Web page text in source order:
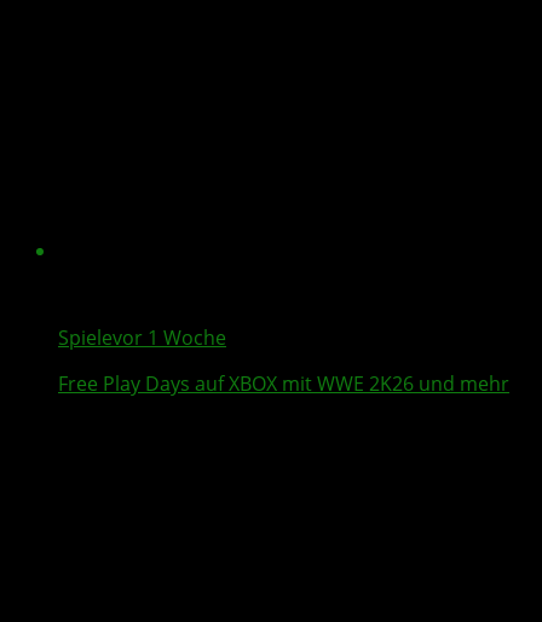
Spielevor 1 Woche
Free Play Days auf XBOX mitWWE 2K26 und mehr